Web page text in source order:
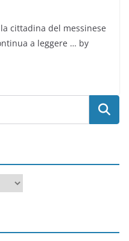
cittadina del messinese
a leggere … by